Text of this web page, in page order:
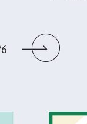
前のスライドを表
6